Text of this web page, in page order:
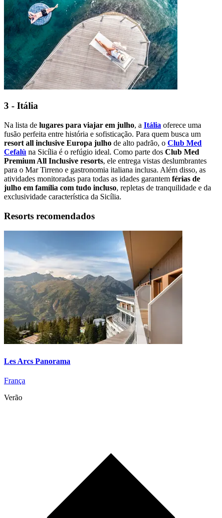
3 - Itália
Na lista de lugares para viajar em julho, a Itália oferece uma
fusão perfeita entre história e sofisticação. Para quem busca um
resort all inclusive Europa julho de alto padrão, o Club Med
Cefalù na Sicília é o refúgio ideal. Como parte dos Club Med
Premium All Inclusive resorts, ele entrega vistas deslumbrantes
para o Mar Tirreno e gastronomia italiana inclusa. Além disso, as
atividades monitoradas para todas as idades garantem férias de
julho em família com tudo incluso, repletas de tranquilidade e da
exclusividade característica da Sicília.
Resorts recomendados
Les Arcs Panorama
França
Verão